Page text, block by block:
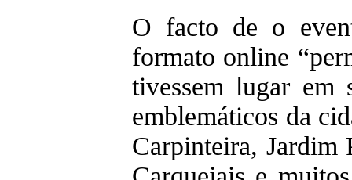
O facto de o
formato online
tivessem lugar em
emblemáticos da
Carpinteira, Jardim